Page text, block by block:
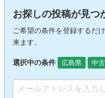
お探しの投稿が見つ
ご希望の条件を登録するだ
来ます。
選択中の条件 広島県 中